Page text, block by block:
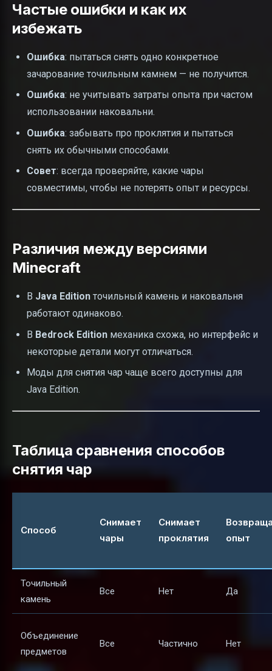
Частые ошибки и как их
избежать
Ошибка: пытаться снять одно конкретное
зачарование точильным камнем — не получится.
Ошибка: не учитывать затраты опыта при частом
использовании наковальни.
Ошибка: забывать про проклятия и пытаться
снять их обычными способами.
Совет: всегда проверяйте, какие чары
совместимы, чтобы не потерять опыт и ресурсы.
Различия между версиями
Minecraft
В Java Edition точильный камень и наковальня
работают одинаково.
В Bedrock Edition механика схожа, но интерфейс и
некоторые детали могут отличаться.
Моды для снятия чар чаще всего доступны для
Java Edition.
Таблица сравнения способов
снятия чар
Способ
Снимает
чары
Снимает
проклятия
опыт
Точильный
камень
Все Нет Да
Объединение
предметов
Все Частично Нет